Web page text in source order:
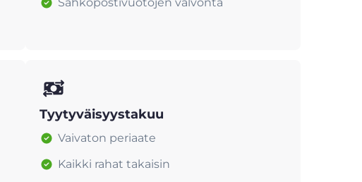
Tyytyväisyystakuu
Vaivaton periaate
Kaikki rahat takaisin